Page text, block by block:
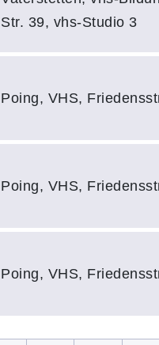
Str. 39, vhs-Studio 3
Poing, VHS,
Poing, VHS,
Poing, VHS,